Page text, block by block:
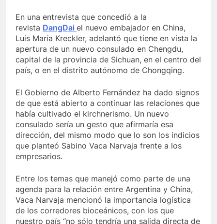
En una entrevista que concedió a la
revista DangDai el nuevo embajador en China,
Luis María Kreckler, adelantó que tiene en vista la
apertura de un nuevo consulado en Chengdu,
capital de la provincia de Sichuan, en el centro del
país, o en el distrito autónomo de Chongqing.
El Gobierno de Alberto Fernández ha dado signos
de que está abierto a continuar las relaciones que
había cultivado el kirchnerismo. Un nuevo
consulado sería un gesto que afirmaría esa
dirección, del mismo modo que lo son los indicios
que planteó Sabino Vaca Narvaja frente a los
empresarios.
Entre los temas que manejó como parte de una
agenda para la relación entre Argentina y China,
Vaca Narvaja mencionó la importancia logística
de los corredores bioceánicos, con los que
nuestro país “no sólo tendría una salida directa de